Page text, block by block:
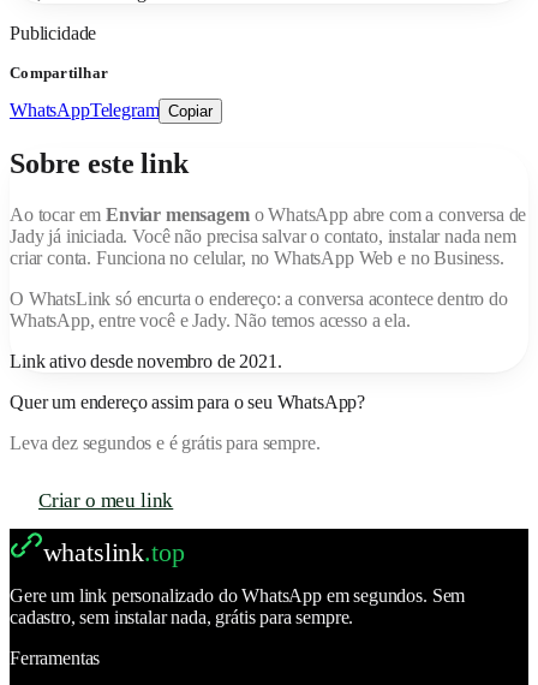
Publicidade
Compartilhar
WhatsAppTelegram Copiar
Sobre este link
Ao tocar emEnviar mensagem o WhatsApp abre com a conversa de
Jadyjá iniciada. Você não precisa salvar o contato, instalar nada nem
criar conta. Funciona no celular, no WhatsApp Web e no Business.
O WhatsLink só encurta o endereço: a conversa acontece dentro do
WhatsApp, entre você eJady. Não temos acesso a ela.
Link ativo desde novembro de 2021 .
Quer um endereço assim para o seu WhatsApp?
Leva dez segundos e é grátis para sempre.
Criar o meu link
whatslink.top
Gere um link personalizado do WhatsApp em segundos. Sem
cadastro, sem instalar nada, grátis para sempre.
Ferramentas